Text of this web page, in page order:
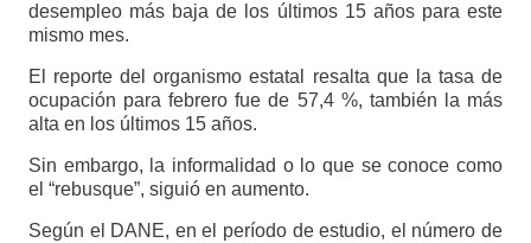
desempleo más baja de los últimos 15 años para este
mismo mes.
El reporte del organismo estatal resalta que la tasa de
ocupación para febrero fue de 57,4 %, también la más
alta en los últimos 15 años.
Sin embargo, la informalidad o lo que se conoce como
el “rebusque”, siguió en aumento.
Según el DANE, en el período de estudio, el número de